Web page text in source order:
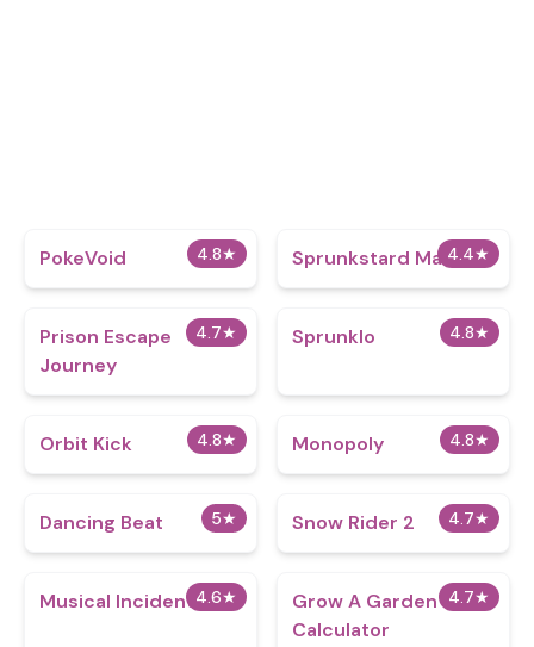
4.8★
PokeVoid​ 4.4★
Sprunkstard Mard
4.7★
Prison Escape
Journey
4.8★
Sprunklo
4.8★
Orbit Kick 4.8★
Monopoly
5★
Dancing Beat 4.7★
Snow Rider 2
4.6★
Musical Incidents 4.7★
Grow A Garden
Calculator​